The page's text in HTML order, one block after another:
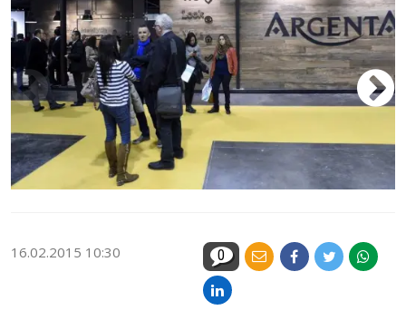
16.02.2015 10:30 0